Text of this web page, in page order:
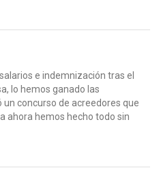
e indemnización tras el
lo hemos ganado las
concurso de acreedores que
ahora hemos hecho todo sin